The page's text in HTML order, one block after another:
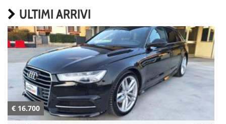
ULTIMI ARRIVI
€ 16.700